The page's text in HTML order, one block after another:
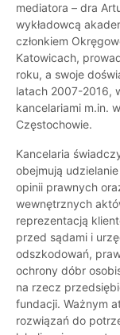
mediatora – dra
wykładowcą
członkiem
Katowicach,
roku, a swoje
latach 2007-2016,
kancelariami m.in.
Częstochowie.
Kancelaria
obejmują
opinii prawnych
wewnętrznych
reprezentacją
przed sądami i
odszkodowań,
ochrony dóbr
na rzecz
fundacji. Ważnym
rozwiązań do